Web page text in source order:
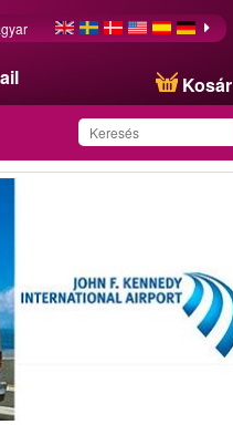
Kosár